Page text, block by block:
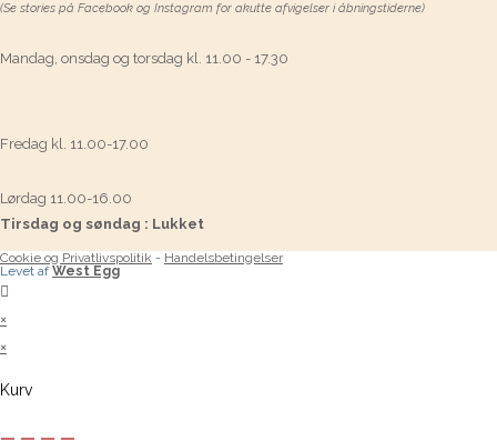
(Se stories på Facebook og Instagram for akutte afvigelser i åbningstiderne)
Mandag, onsdag og torsdag kl. 11.00 - 17.30
Fredag kl. 11.00-17.00
Lørdag 11.00-16.00
Tirsdag og søndag : Lukket
Cookie og Privatlivspolitik - Handelsbetingelser
Levet af West Egg
×
×
Kurv